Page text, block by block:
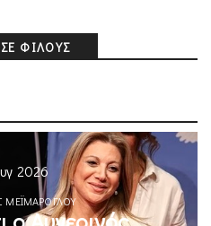
ΦΊΛΟΥΣ
2026
ΜΕΪΜΆΡΟΓΛΟΥ